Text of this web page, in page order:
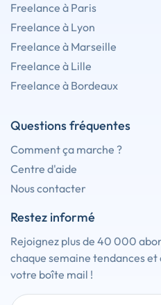
Freelance à Paris
Freelance à Lyon
Freelance à Marseille
Freelance à Lille
Freelance à Bordeaux
Questions fréquentes
Comment ça marche ?
Centre d'aide
Nous contacter
Restez informé
Rejoignez plus de 40 000
chaque semaine tendances et
votre boîte mail !